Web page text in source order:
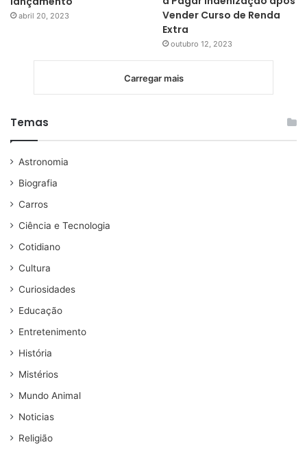
abril 20, 2023
Vender Curso de Renda
Extra
outubro 12, 2023
Carregar mais
Temas
Astronomia
Biografia
Carros
Ciência e Tecnologia
Cotidiano
Cultura
Curiosidades
Educação
Entretenimento
História
Mistérios
Mundo Animal
Noticias
Religião